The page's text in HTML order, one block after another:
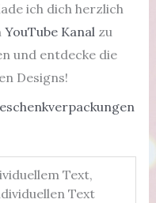
ich dich herzlich
YouTube Kanalzu
und entdecke die
Designs!
Text,
Text